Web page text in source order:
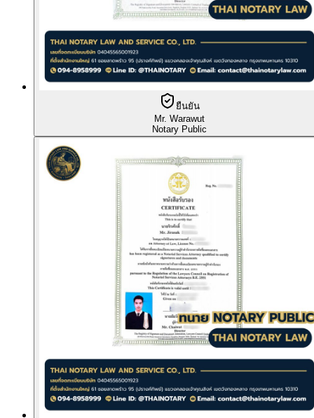
ยืนยัน
Mr. Warawut
Notary Public